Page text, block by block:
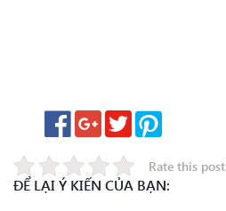
Rate this post
ĐỂ LẠI Ý KIẾN CỦA BẠN: